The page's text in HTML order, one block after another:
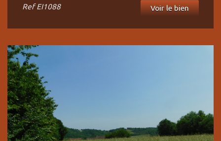
RefEI1088 Voir le bien